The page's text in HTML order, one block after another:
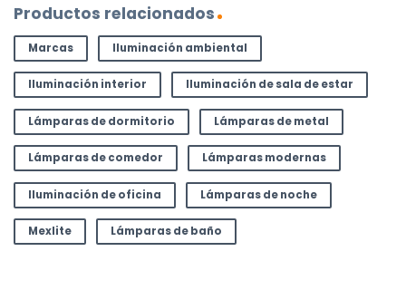
Productos relacionados
Marcas Iluminación ambiental
Iluminación interior Iluminación de sala de estar
Lámparas de dormitorio Lámparas de metal
Lámparas de comedor Lámparas modernas
Iluminación de oficina Lámparas de noche
Mexlite Lámparas de baño